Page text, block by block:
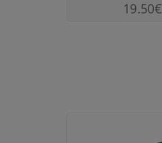
19.50€